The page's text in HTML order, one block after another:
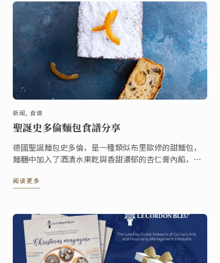
新闻, 食谱
聖誕史多倫麵包食譜分享
德國聖誕麵包史多倫，是一種類似布里歐修的甜麵包，
麵糰中加入了酒漬水果亁與香甜濃郁的杏仁膏內餡，出
可做出兩個，無論是聚會或當成禮物來送都很合適。
阅读更多